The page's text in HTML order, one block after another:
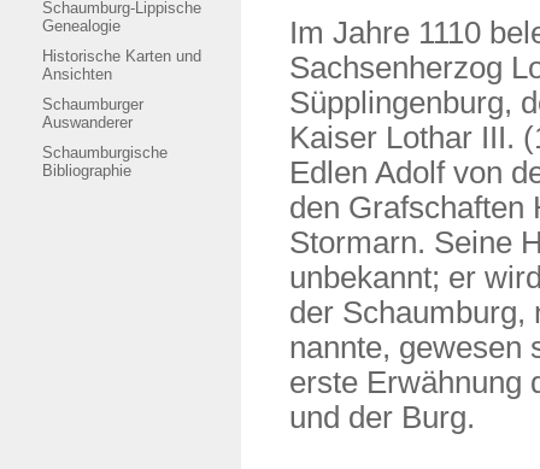
Schaumburg-Lippische
Genealogie
Historische Karten und
Ansichten
Schaumburger
Auswanderer
Schaumburgische
Bibliographie
Im Jahre 1110
Sachsenherzog
Süpplingenburg,
Kaiser Lothar III.
Edlen Adolf von
den Grafschaften
Stormarn. Seine
unbekannt; er
der Schaumburg,
nannte, gewesen
erste Erwähnung
und der Burg.